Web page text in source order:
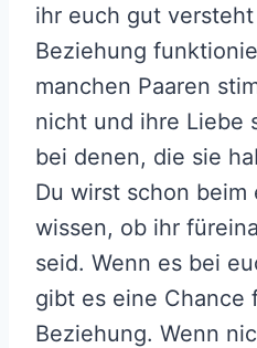
ihr euch gut
Beziehung
manchen Paaren
nicht und ihre Liebe
bei denen, die sie
Du wirst schon beim
wissen, ob ihr
seid. Wenn es bei
gibt es eine Chance
Beziehung. Wenn